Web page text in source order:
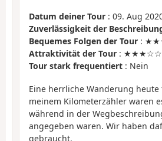
Datum deiner Tour : 09. Aug
Zuverlässigkeit der
Bequemes Folgen der Tour :
Attraktivität der Tour : ★★★☆☆
Tour stark frequentiert : Nein
Eine herrliche Wanderung
meinem Kilometerzähler waren
während in der
angegeben waren. Wir haben
gebraucht.